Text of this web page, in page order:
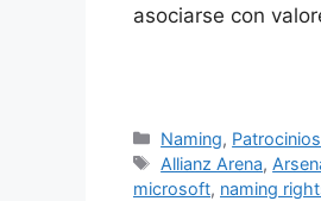
asociarse con
Categorías
Naming, Patrocinios
Etiquetas
Allianz Arena,
microsoft, naming